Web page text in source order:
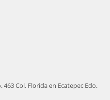
463 Col. Florida en Ecatepec Edo.